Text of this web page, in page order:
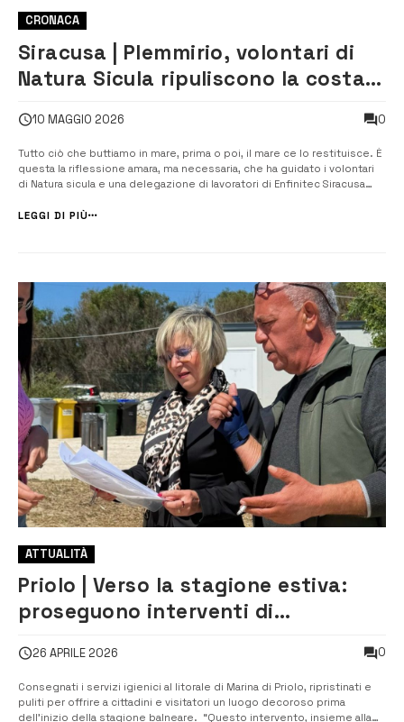
CRONACA
Siracusa | Plemmirio, volontari di
Natura Sicula ripuliscono la costa
10 MAGGIO 2026 0
Tutto ciò che buttiamo in mare, prima o poi, il mare ce lo restituisce. È
questa la riflessione amara, ma necessaria, che ha guidato i volontari
di Natura sicula e una delegazione di lavoratori di Enfinitec Siracusa
del Plemmirio. L’intervento di pulizia si […...
LEGGI DI PIÙ
ATTUALITÀ
Priolo | Verso la stagione estiva:
proseguono interventi di
litorale
26 APRILE 2026 0
Consegnati i servizi igienici al litorale di Marina di Priolo, ripristinati e
puliti per offrire a cittadini e visitatori un luogo decoroso prima
dell’inizio della stagione balneare. “Questo intervento, insieme alla